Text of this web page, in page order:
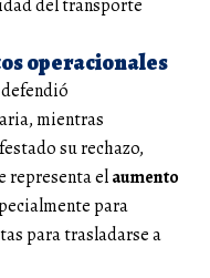
del transporte
operacionales
defendió
mientras
su rechazo,
representa elaumento
para
para trasladarse a